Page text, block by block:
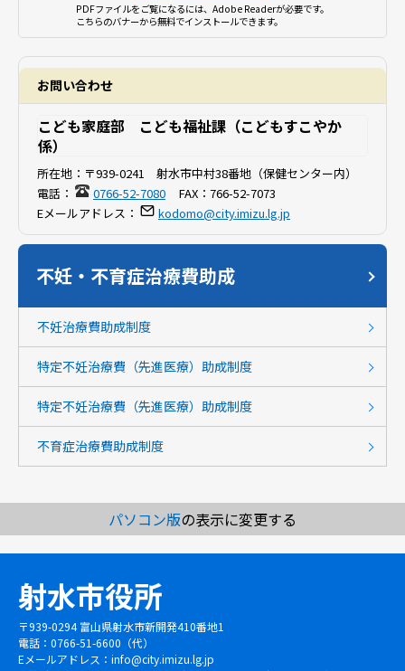
PDFファイルをご覧になるには、Adobe Readerが必要です。
こちらのバナーから無料でインストールできます。
お問い合わせ
こども家庭部 こども福祉課（こどもすこやか
係）
所在地： 〒939-0241 射水市中村38番地（保健センター内）
電話：
0766-52-7080 FAX： 766-52-7073
Eメールアドレス：
kodomo@city.imizu.lg.jp
不妊・不育症治療費助成
不妊治療費助成制度
特定不妊治療費（先進医療）助成制度
特定不妊治療費（先進医療）助成制度
不育症治療費助成制度
パソコン版の表示に変更する
射水市役所
〒939-0294 富山県射水市新開発410番地1
電話：0766-51-6600（代）
Eメールアドレス： info@city.imizu.lg.jp